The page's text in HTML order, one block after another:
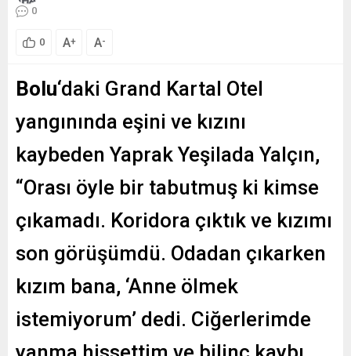
0
0 A+ A-
Bolu‘daki Grand Kartal Otel
yangınında eşini ve kızını
kaybeden Yaprak Yeşilada Yalçın,
“Orası öyle bir tabutmuş ki kimse
çıkamadı. Koridora çıktık ve kızımı
son görüşümdü. Odadan çıkarken
kızım bana, ‘Anne ölmek
istemiyorum’ dedi. Ciğerlerimde